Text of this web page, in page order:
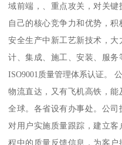
域前端，、重点攻关，对关
自己的核心竞争力和优势，
安全生产中新工艺新技术，
计、集成、施工、安装、服
ISO9001质量管理体系认证。
物流直达，又有飞机高铁，
全球。各省设有办事处。公司
对用户实施质量跟踪，建立
程中的质量反馈信息，为客